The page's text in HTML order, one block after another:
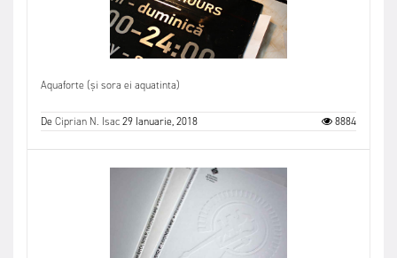
Aquaforte (și sora ei aquatinta)
DeCiprian N. Isac29 Ianuarie, 2018 8884